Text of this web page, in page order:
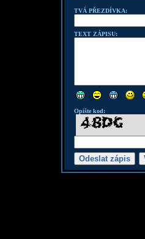
TVÁ PŘEZDÍVKA:
TEXT ZÁPISU:
Opište kod: